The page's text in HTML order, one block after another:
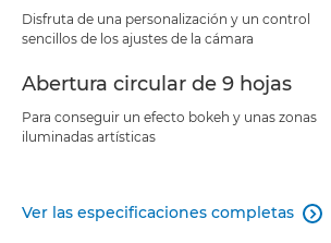
Disfruta de una personalización y un control
sencillos de los ajustes de la cámara
Abertura circular de 9 hojas
Para conseguir un efecto bokeh y unas zonas
iluminadas artísticas
Ver las especificaciones completas 